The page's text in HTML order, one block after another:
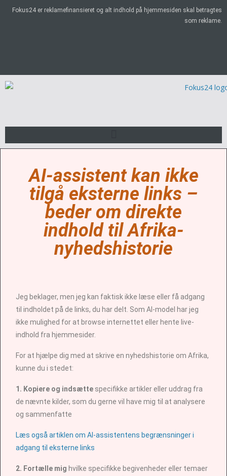
Fokus24 er reklamefinansieret og alt indhold på hjemmesiden skal betragtes
som reklame.
AI-assistent kan ikke
tilgå eksterne links –
beder om direkte
indhold til Afrika-
nyhedshistorie
Jeg beklager, men jeg kan faktisk ikke læse eller få adgang
til indholdet på de links, du har delt. Som AI-model har jeg
ikke mulighed for at browse internettet eller hente live-
indhold fra hjemmesider.
For at hjælpe dig med at skrive en nyhedshistorie om Afrika,
kunne du i stedet:
1. Kopiere og indsætte specifikke artikler eller uddrag fra
de nævnte kilder, som du gerne vil have mig til at analysere
og sammenfatte
Læs også artiklen om AI-assistentens begrænsninger i
adgang til eksterne links
2. Fortælle mig hvilke specifikke begivenheder eller temaer